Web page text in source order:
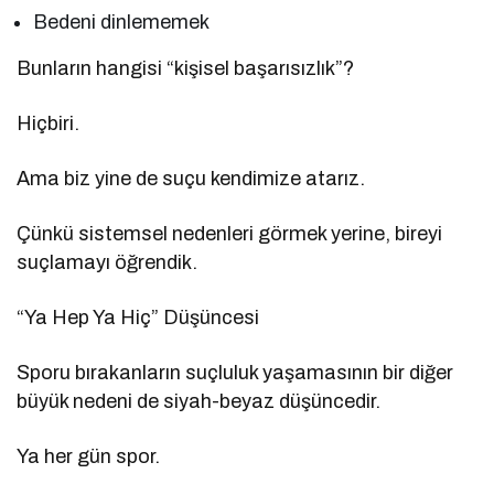
Bedeni dinlememek
Bunların hangisi “kişisel başarısızlık”?
Hiçbiri.
Ama biz yine de suçu kendimize atarız.
Çünkü sistemsel nedenleri görmek yerine, bireyi
suçlamayı öğrendik.
“Ya Hep Ya Hiç” Düşüncesi
Sporu bırakanların suçluluk yaşamasının bir diğer
büyük nedeni de siyah-beyaz düşüncedir.
Ya her gün spor.